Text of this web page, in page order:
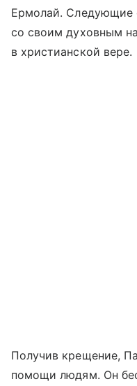
Ермолай. Следующие
со своим духовным
в христианской вере.
Получив крещение,
помощи людям. Он